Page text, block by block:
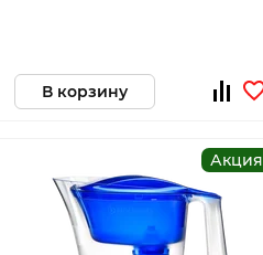
В корзину
Акция